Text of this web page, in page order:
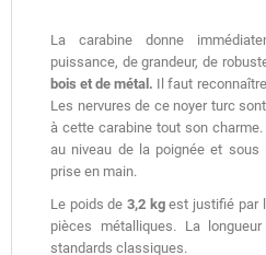
La carabine donne
puissance, de grandeur, de
bois et de métal. Il faut
Les nervures de ce noyer turc
à cette carabine tout son
au niveau de la poignée et sous
prise en main.
Le poids de3,2 kgest justifié par
pièces métalliques. La
standards classiques.